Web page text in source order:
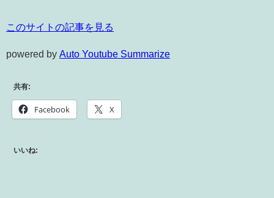
このサイトの記事を見る
powered by Auto Youtube Summarize
共有:
Facebook X
いいね: